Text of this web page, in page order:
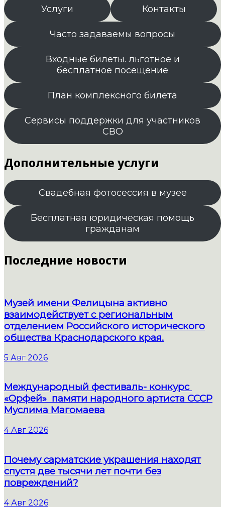
Услуги Контакты
Часто задаваемы вопросы
Входные билеты. льготное и
бесплатное посещение
План комплексного билета
Сервисы поддержки для участников
СВО
Дополнительные услуги
Свадебная фотосессия в музее
Бесплатная юридическая помощь
гражданам
Последние новости
Музей имени Фелицына активно
взаимодействует с региональным
отделением Российского исторического
общества Краснодарского края.
5 Авг 2026
Международный фестиваль- конкурс
«Орфей» памяти народного артиста СССР
Муслима Магомаева
4 Авг 2026
Почему сарматские украшения находят
спустя две тысячи лет почти без
повреждений?
4 Авг 2026